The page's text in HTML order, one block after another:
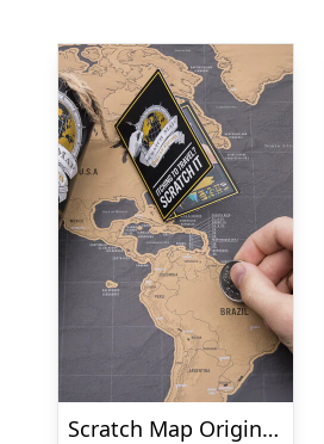
Scratch Map Original Deluxe